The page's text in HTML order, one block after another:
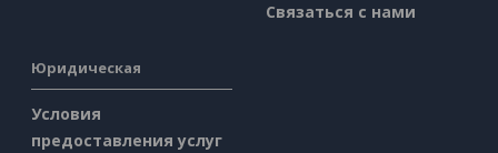
Связаться с нами
Юридическая
Условия
предоставления услуг